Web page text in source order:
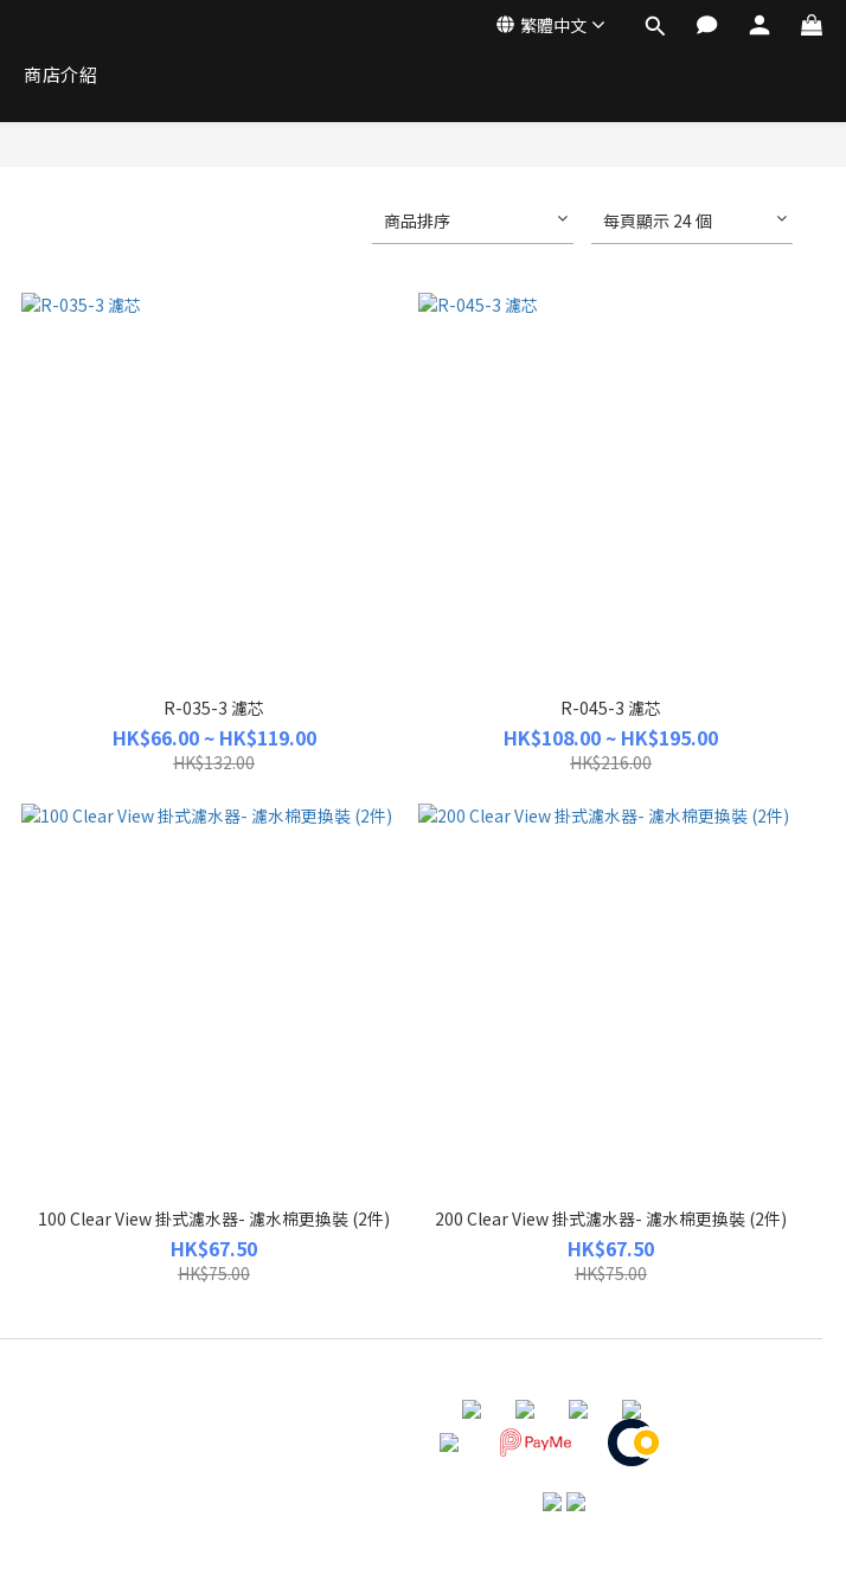
繁體中文
商店介紹
商品排序 每頁顯示 24 個
R-035-3 濾芯
HK$66.00 ~ HK$119.00
HK$132.00
R-045-3 濾芯
HK$108.00 ~ HK$195.00
HK$216.00
100 Clear View 掛式濾水器- 濾水棉更換裝 (2件)
HK$67.50
HK$75.00
200 Clear View 掛式濾水器- 濾水棉更換裝 (2件)
HK$67.50
HK$75.00